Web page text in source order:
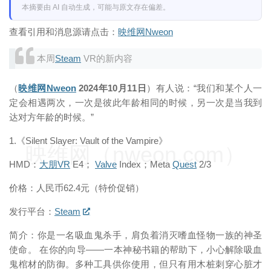
本摘要由 AI 自动生成，可能与原文存在偏差。
查看引用和消息源请点击： 映维网Nweon
本周 Steam VR的新内容
（映维网Nweon2024年10月11日 ）有人说：“我们和某个人一
定会相遇两次，一次是彼此年龄相同的时候，另一次是当我到
达对方年龄的时候。”
1.《Silent Slayer: Vault of the Vampire》
HMD： 大朋VR E4； Valve Index；Meta Quest 2/3
价格：人民币62.4元（特价促销）
发行平台： Steam
简介：你是一名吸血鬼杀手，肩负着消灭嗜血怪物一族的神圣
使命。 在你的向导——一本神秘书籍的帮助下，小心解除吸血
鬼棺材的防御。多种工具供你使用，但只有用木桩刺穿心脏才
映维网（nweon.com）